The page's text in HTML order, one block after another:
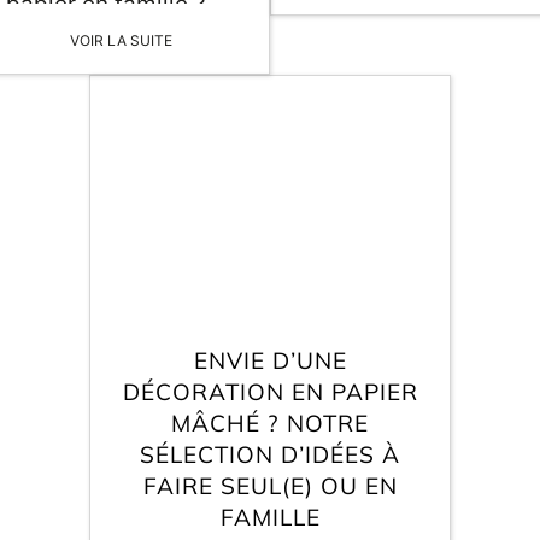
VOIR LA SUITE
anniversaire, un
ENVIE D’UNE
DÉCORATION EN PAPIER
MÂCHÉ ? NOTRE
SÉLECTION D’IDÉES À
FAIRE SEUL(E) OU EN
FAMILLE